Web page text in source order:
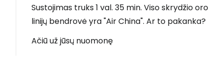
Sustojimas truks 1 val. 35 min. Viso skrydžio oro
linijų bendrovė yra "Air China". Ar to pakanka?
Ačiū už jūsų nuomonę